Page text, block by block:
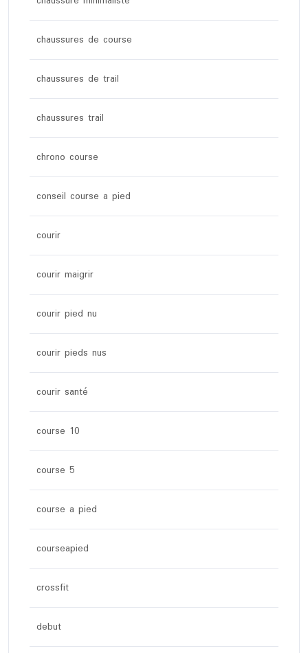
chaussures de course
chaussures de trail
chaussures trail
chrono course
conseil course a pied
courir
courir maigrir
courir pied nu
courir pieds nus
courir santé
course 10
course 5
course a pied
courseapied
crossfit
debut